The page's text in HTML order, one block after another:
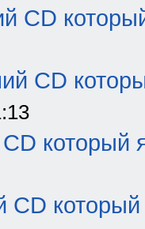
CD
CD
который
CD который